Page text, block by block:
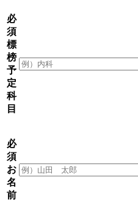
必
須
標
榜
予
定
科
目
必
須
お
名
前